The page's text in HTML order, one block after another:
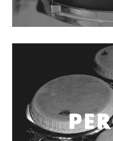
Inalámbrico para
Cámara, computadora y
Pedestales y soportes
Accesorios